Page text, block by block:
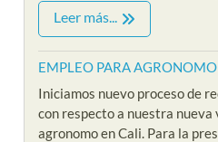
Leer más...
EMPLEO PARA
Iniciamos nuevo proceso de
con respecto a nuestra nueva
agronomo en Cali. Para la